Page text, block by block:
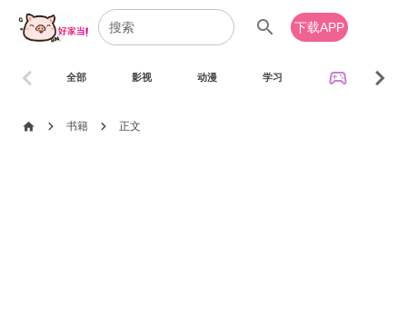
search 下载APP
全部 影视 动漫 学习 sports_esports
chevron_left chevron_right
home chevron_right 书籍 chevron_right 正文